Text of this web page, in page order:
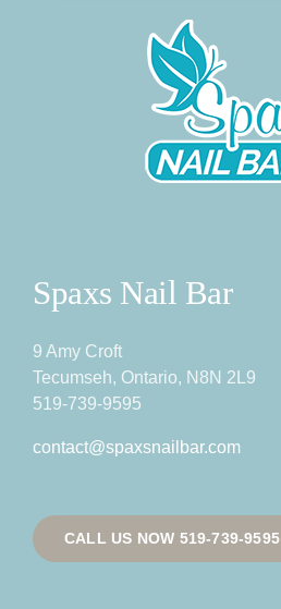
Spaxs Nail Bar
9 Amy Croft
Tecumseh, Ontario, N8N 2L9
519-739-9595
contact@spaxsnailbar.com
CALL US NOW 519-739-9595